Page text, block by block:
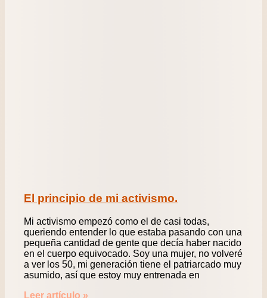
El principio de mi activismo.
Mi activismo empezó como el de casi todas,
queriendo entender lo que estaba pasando con una
pequeña cantidad de gente que decía haber nacido
en el cuerpo equivocado. Soy una mujer, no volveré
a ver los 50, mi generación tiene el patriarcado muy
asumido, así que estoy muy entrenada en
Leer artículo »